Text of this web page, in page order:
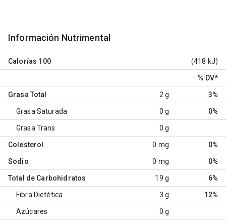
Información Nutrimental
Calorías 100 (418 kJ)
% DV*
Grasa Total 2 g 3%
Grasa Saturada 0 g 0%
Grasa Trans 0 g
Colesterol 0 mg 0%
Sodio 0 mg 0%
Total de Carbohidratos 19 g 6%
Fibra Dietética 3 g 12%
Azúcares 0 g